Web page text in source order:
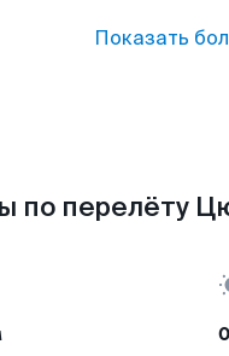
Показать
по перелёту